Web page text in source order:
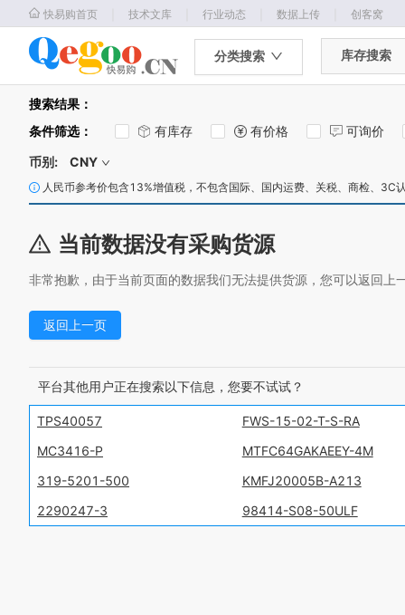
快易购首页 技术文库 行业动态 数据上传 创客窝
分类搜索 库存搜索
搜索结果：
条件筛选： 有库存 有价格
可询价
币别:
CNY
人民币参考价包含13%增值税，不包含国际、国内运费、关税、商检、3C
当前数据没有采购货源
非常抱歉，由于当前页面的数据我们无法提供货源，您可以返回上
返回上一页
平台其他用户正在搜索以下信息，您要不试试？
TPS40057
FWS-15-02-T-S-RA
MC3416-P
MTFC64GAKAEEY-4M
319-5201-500
KMFJ20005B-A213
2290247-3
98414-S08-50ULF